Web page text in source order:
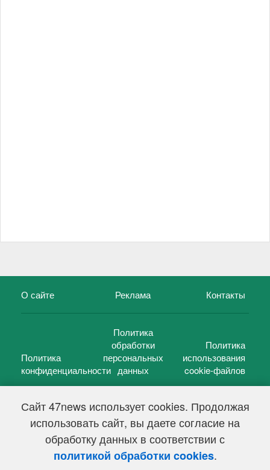
Сайт 47news использует cookies. Продолжая
использовать сайт, вы даете согласие на
обработку данных в соответствии с
политикой обработки cookies.
О сайте Реклама Контакты
Политика
конфиденциальности
Политика
обработки
персональных
данных
Политика
использования
cookie-файлов
47 новостей (47 news)2005 — 2026 г.
Свидетельство о регистрации СМИ Эл № ФС 77-39848, выдано
Федеральной службой по надзору в сфере связи,
информационных технологий и массовых коммуникаций